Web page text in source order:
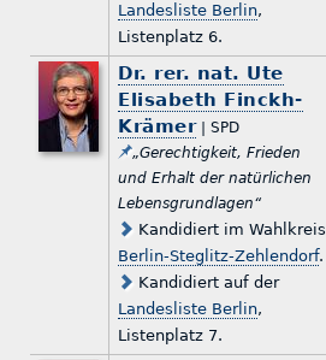
Landesliste Berlin,
Listenplatz 6.
Dr. rer. nat. Ute
Elisabeth Finckh-
Krämer| SPD
„Gerechtigkeit, Frieden
und Erhalt der natürlichen
Lebensgrundlagen“
Kandidiert im Wahlkreis
Berlin-Steglitz-Zehlendorf.
Kandidiert auf der
Landesliste Berlin,
Listenplatz 7.